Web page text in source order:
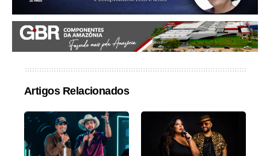
Artigos Relacionados